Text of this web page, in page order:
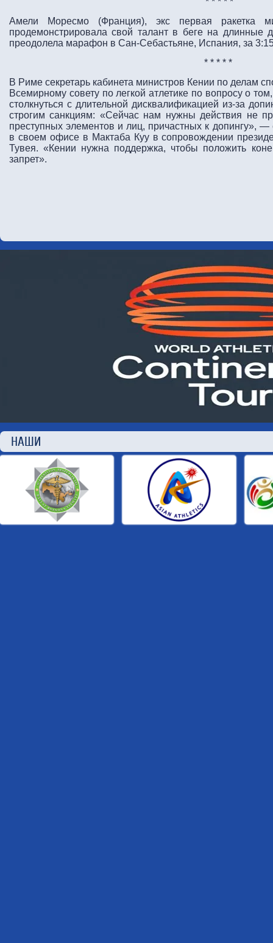
Амели Моресмо (Франция), экс первая ракетка
продемонстрировала свой талант в беге на длинные
преодолела марафон в Сан-Себастьяне, Испания, за
* * * * *
В Риме секретарь кабинета министров Кении по делам
Всемирному совету по легкой атлетике по вопросу о
столкнуться с длительной дисквалификацией из-за
строгим санкциям: «Сейчас нам нужны действия не
преступных элементов и лиц, причастных к допингу»,
в своем офисе в Мактаба Куу в сопровождении
Тувея. «Кении нужна поддержка, чтобы положить
запрет».
НАШИ